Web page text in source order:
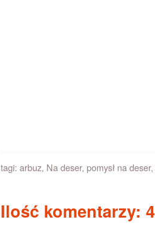
tagi: arbuz, Na deser, pomysł na deser,
Ilość komentarzy: 4